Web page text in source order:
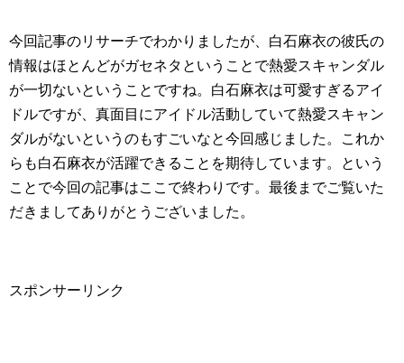
今回記事のリサーチでわかりましたが、白石麻衣の彼氏の
情報はほとんどがガセネタということで熱愛スキャンダル
が一切ないということですね。白石麻衣は可愛すぎるアイ
ドルですが、真面目にアイドル活動していて熱愛スキャン
ダルがないというのもすごいなと今回感じました。これか
らも白石麻衣が活躍できることを期待しています。という
ことで今回の記事はここで終わりです。最後までご覧いた
だきましてありがとうございました。
スポンサーリンク